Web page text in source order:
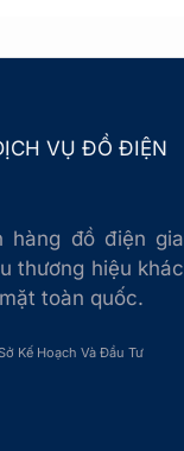
VỤ ĐỒ ĐIỆN
hàng đồ điện gia
thương hiệu khác
toàn quốc.
Kế Hoạch Và Đầu Tư